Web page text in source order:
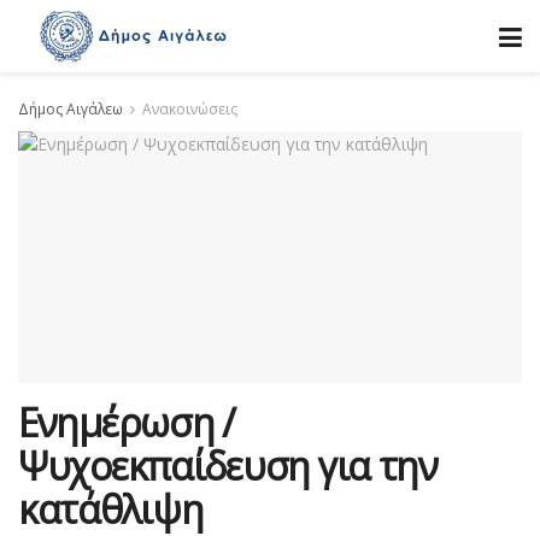
Δήμος Αιγάλεω Ανακοινώσεις
Ενημέρωση /
Ψυχοεκπαίδευση για την
κατάθλιψη